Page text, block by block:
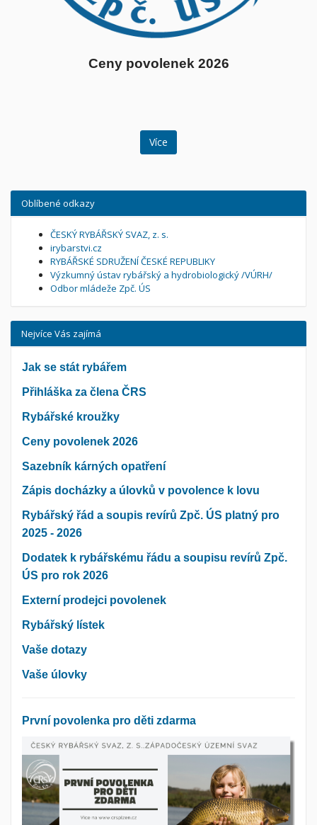
Ceny povolenek 2026
Více
Oblíbené odkazy
ČESKÝ RYBÁŘSKÝ SVAZ, z. s.
irybarstvi.cz
RYBÁŘSKÉ SDRUŽENÍ ČESKÉ REPUBLIKY
Výzkumný ústav rybářský a hydrobiologický /VÚRH/
Odbor mládeže Zpč. ÚS
Nejvíce Vás zajímá
Jak se stát rybářem
Přihláška za člena ČRS
Rybářské kroužky
Ceny povolenek 2026
Sazebník kárných opatření
Zápis docházky a úlovků v povolence k lovu
Rybářský řád a soupis revírů Zpč. ÚS platný pro
2025 - 2026
Dodatek k rybářskému řádu a soupisu revírů Zpč.
ÚS pro rok 2026
Externí prodejci povolenek
Rybářský lístek
Vaše dotazy
Vaše úlovky
První povolenka pro děti zdarma